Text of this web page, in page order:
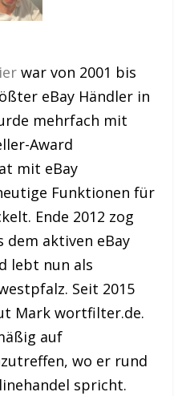
war von 2001 bis
eBay Händler in
mehrfach mit
Award
mit eBay
Funktionen für
Ende 2012 zog
dem aktiven eBay
lebt nun als
Seit 2015
Mark wortfilter.de.
auf
wo er rund
spricht.